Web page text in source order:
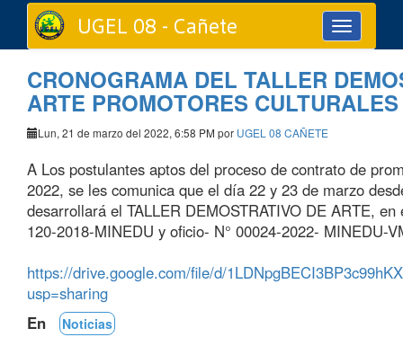
Toggle
navigation
UGEL 08 - Cañete
CRONOGRAMA DEL TALLER
ARTE PROMOTORES
Lun, 21 de marzo del 2022, 6:58 PM por UGEL 08 CAÑETE
A Los postulantes aptos del proceso de contrato de
2022, se les comunica que el día 22 y 23 de marzo
desarrollará el TALLER DEMOSTRATIVO DE ARTE,
120-2018-MINEDU y oficio- N° 00024-2022- MINEDU-
https://drive.google.com/file/d/
usp=sharing
En
Noticias